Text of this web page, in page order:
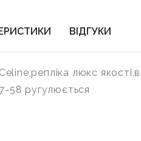
ВІДГУКИ
люкс
58 ругулюється